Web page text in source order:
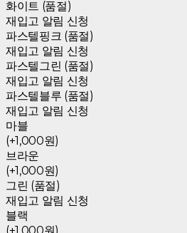
화이트 (품절)
재입고 알림 신청
파스텔핑크 (품절)
재입고 알림 신청
파스텔그린 (품절)
재입고 알림 신청
파스텔블루 (품절)
재입고 알림 신청
마블
(+1,000원)
브라운
(+1,000원)
그린 (품절)
재입고 알림 신청
블랙
(+1,000원)